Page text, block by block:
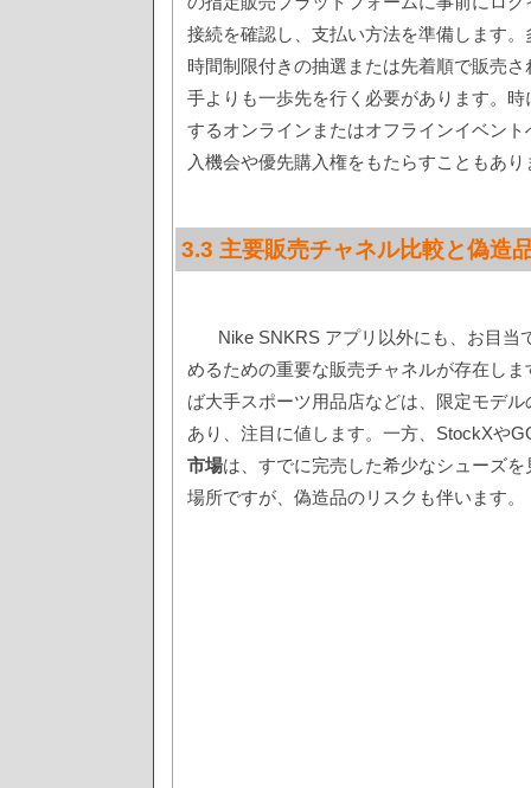
接続を確認し、支払い方法を準備します
時間制限付きの抽選または先着順で販売
手よりも一歩先を行く必要があります。
するオンラインまたはオフラインイベン
入機会や優先購入権をもたらすこともあり
3.3 主要販売チャネル比較と偽造
Nike SNKRS アプリ以外にも、お目当
めるための重要な販売チャネルが存在しま
ば大手スポーツ用品店などは、限定モデ
あり、注目に値します。一方、StockXや
市場は、すでに完売した希少なシューズ
場所ですが、偽造品のリスクも伴います。